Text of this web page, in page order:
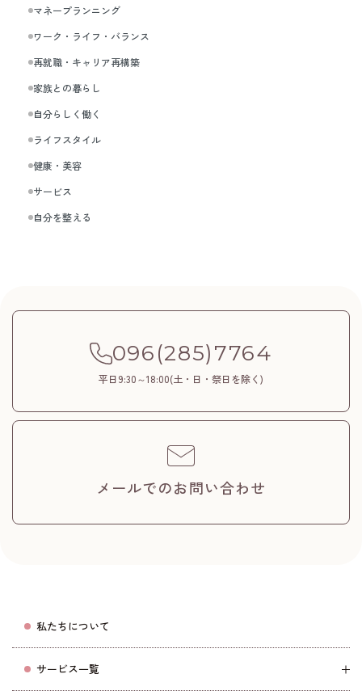
マネープランニング
ワーク・ライフ・バランス
再就職・キャリア再構築
家族との暮らし
自分らしく働く
ライフスタイル
健康・美容
サービス
自分を整える
096(285)7764
平日9:30～18:00(土・日・祭日を除く)
メールでのお問い合わせ
私たちについて
サービス一覧